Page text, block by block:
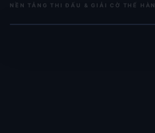
NỀN TẢNG THI ĐẤU & GIẢI CỜ THẾ